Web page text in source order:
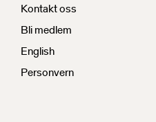
Kontakt oss
Bli medlem
English
Personvern